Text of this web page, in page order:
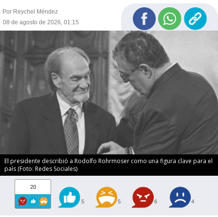
Por Reychel Méndez
08 de agosto de 2026, 01:15
El presidente describió a Rodolfo Rohrmoser como una figura clave para el
país (Foto: Redes Sociales)
20
5 5 6 4